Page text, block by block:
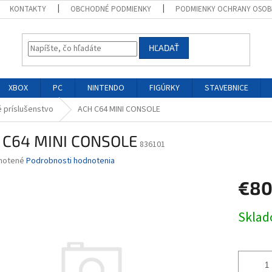
KONTAKTY OBCHODNÉ PODMIENKY PODMIENKY OCHRANY
HĽADAŤ
XBOX PC NINTENDO FIGÚRKY STAVEBNICE
príslušenstvo ACH C64 MINI CONSOLE
MINI CONSOLE 836101
Podrobnosti hodnotenia
€80
cena: